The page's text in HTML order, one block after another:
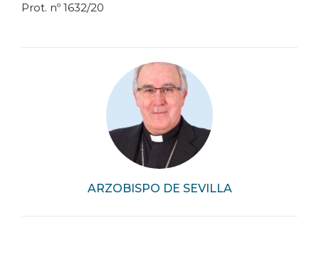
ARZOBISPO DE SEVILLA
Prot. nº 1632/20